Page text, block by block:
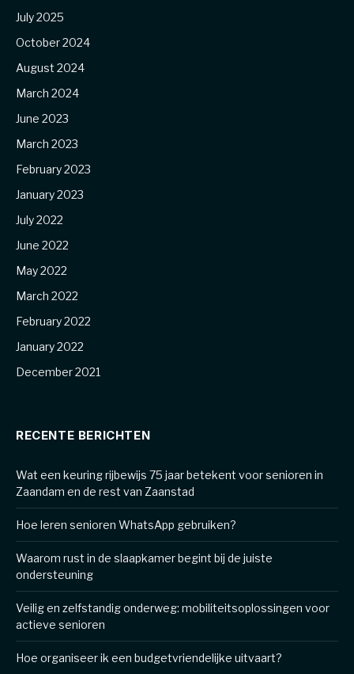
July 2025
October 2024
August 2024
March 2024
June 2023
March 2023
February 2023
January 2023
July 2022
June 2022
May 2022
March 2022
February 2022
January 2022
December 2021
RECENTE BERICHTEN
Wat een keuring rijbewijs 75 jaar betekent voor senioren in
Zaandam en de rest van Zaanstad
Hoe leren senioren WhatsApp gebruiken?
Waarom rust in de slaapkamer begint bij de juiste
ondersteuning
Veilig en zelfstandig onderweg: mobiliteitsoplossingen voor
actieve senioren
Hoe organiseer ik een budgetvriendelijke uitvaart?